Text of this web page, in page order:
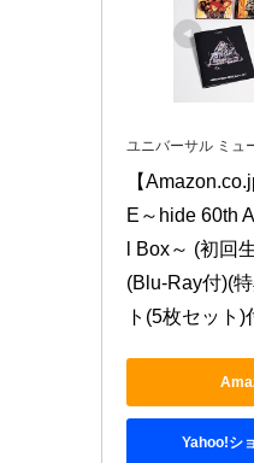
ユニバーサル ミュ
【
E～hide 60th
l Box～ (初回
(Blu-Ray付)(
ト(5枚セット)
Yahoo!シ